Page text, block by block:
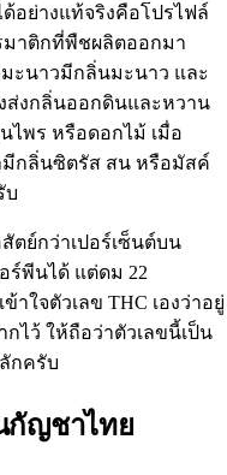
อย่างแท้จริงคือโปรไฟล์
มาติกที่พืชผลิตออกมา
มะนาวมีกลิ่นมะนาว และ
งกลิ่นออกดินและหวาน
พร หรือดอกไม้ เมื่อ
มีกลิ่นซิตรัส สน หรือมัสค์
บ
ย์กว่าเปอร์เซ็นต์บน
ร์พีนได้ แต่ดม 22
ข้าใจตัวเลข THC เองว่าอยู่
ไว้ ให้ถือว่าตัวเลขนี้เป็น
กครับ
กัญชาไทย